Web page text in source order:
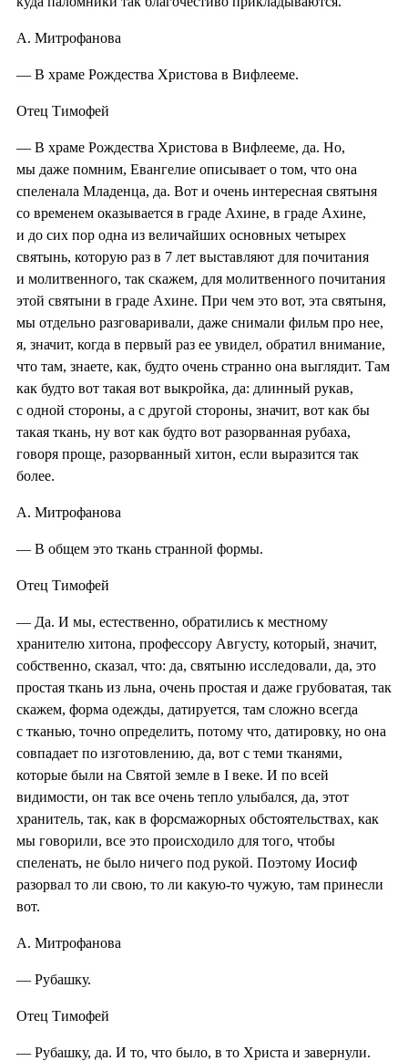
А. Митрофанова
— В храме Рождества Христова в Вифлееме.
Отец Тимофей
— В храме Рождества Христова в Вифлееме, да. Но,
мы даже помним, Евангелие описывает о том, что она
спеленала Младенца, да. Вот и очень интересная святыня
со временем оказывается в граде Ахине, в граде Ахине,
и до сих пор одна из величайших основных четырех
святынь, которую раз в 7 лет выставляют для почитания
и молитвенного, так скажем, для молитвенного почитания
этой святыни в граде Ахине. При чем это вот, эта святыня,
мы отдельно разговаривали, даже снимали фильм про нее,
я, значит, когда в первый раз ее увидел, обратил внимание,
что там, знаете, как, будто очень странно она выглядит. Там
как будто вот такая вот выкройка, да: длинный рукав,
с одной стороны, а с другой стороны, значит, вот как бы
такая ткань, ну вот как будто вот разорванная рубаха,
говоря проще, разорванный хитон, если выразится так
более.
А. Митрофанова
— В общем это ткань странной формы.
Отец Тимофей
— Да. И мы, естественно, обратились к местному
хранителю хитона, профессору Августу, который, значит,
собственно, сказал, что: да, святыню исследовали, да, это
простая ткань из льна, очень простая и даже грубоватая, так
скажем, форма одежды, датируется, там сложно всегда
с тканью, точно определить, потому что, датировку, но она
совпадает по изготовлению, да, вот с теми тканями,
которые были на Святой земле в I веке. И по всей
видимости, он так все очень тепло улыбался, да, этот
хранитель, так, как в форсмажорных обстоятельствах, как
мы говорили, все это происходило для того, чтобы
спеленать, не было ничего под рукой. Поэтому Иосиф
разорвал то ли свою, то ли какую-то чужую, там принесли
вот.
А. Митрофанова
— Рубашку.
Отец Тимофей
— Рубашку, да. И то, что было, в то Христа и завернули.